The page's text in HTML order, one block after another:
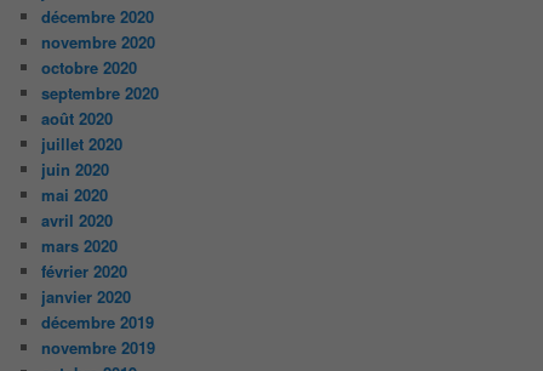
décembre 2020
novembre 2020
octobre 2020
septembre 2020
août 2020
juillet 2020
juin 2020
mai 2020
avril 2020
mars 2020
février 2020
janvier 2020
décembre 2019
novembre 2019